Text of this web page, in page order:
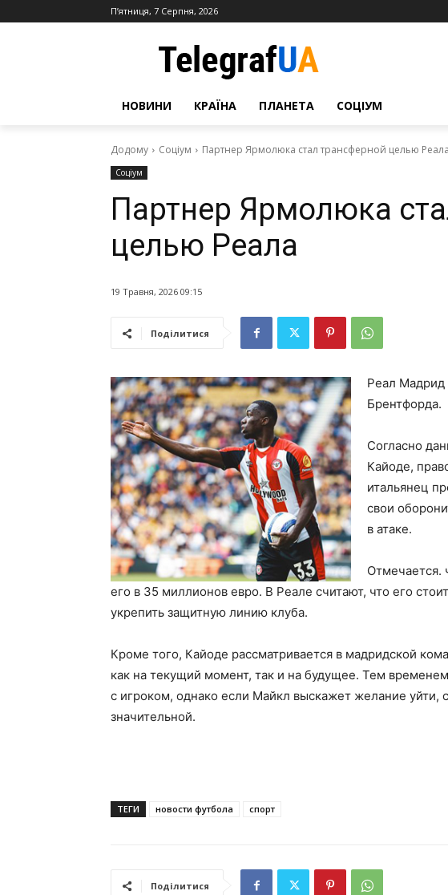
П’ятниця, 7 Серпня, 2026
НОВИНИ КРАЇНА ПЛАНЕТА СОЦІУМ
Додому Соціум Партнер Ярмолюка стал трансферной целью Реала
Соціум
Партнер Ярмолюка
целью Реала
19 Травня, 2026 09:15
Поділитися
Реал Мадрид
Брентфорда.
Согласно
Кайоде,
итальянец
свои
в атаке.
Отмечается.
его в 35 миллионов евро. В Реале считают, что его
укрепить защитную линию клуба.
Кроме того, Кайоде рассматривается в мадридской
как на текущий момент, так и на будущее. Тем
с игроком, однако если Майкл выскажет желание уйти,
значительной.
ТЕГИ новости футбола спорт
Поділитися